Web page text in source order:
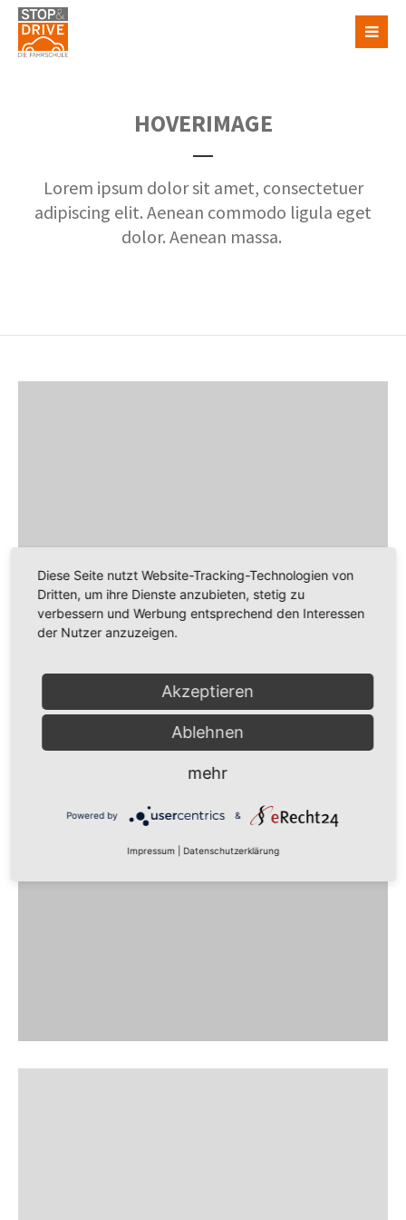
HOVERIMAGE
Lorem ipsum dolor sit amet, consectetuer
adipiscing elit. Aenean commodo ligula eget
dolor. Aenean massa.
Diese Seite nutzt Website-Tracking-Technologien von
Dritten, um ihre Dienste anzubieten, stetig zu
verbessern und Werbung entsprechend den Interessen
der Nutzer anzuzeigen.
Akzeptieren
Ablehnen
mehr
Powered by &
Impressum Datenschutzerklärung